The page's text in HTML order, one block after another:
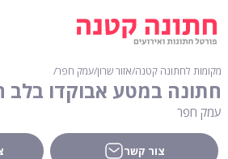
מקומות לחתונה קטנה∕אזור שרון∕עמק חפר∕
חתונה במטע אבוקדו בלב
עמק חפר
צור קשר